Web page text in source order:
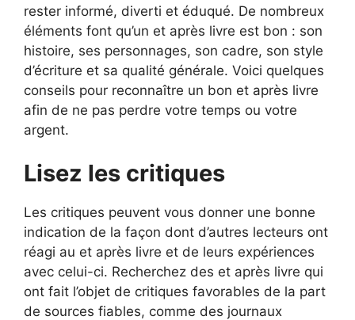
rester informé, diverti et éduqué. De nombreux
éléments font qu’un et après livre est bon : son
histoire, ses personnages, son cadre, son style
d’écriture et sa qualité générale. Voici quelques
conseils pour reconnaître un bon et après livre
afin de ne pas perdre votre temps ou votre
argent.
Lisez les critiques
Les critiques peuvent vous donner une bonne
indication de la façon dont d’autres lecteurs ont
réagi au et après livre et de leurs expériences
avec celui-ci. Recherchez des et après livre qui
ont fait l’objet de critiques favorables de la part
de sources fiables, comme des journaux